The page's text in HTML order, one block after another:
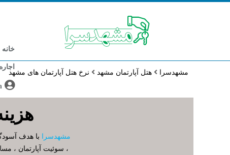
خانه
مشهدسرا هتل آپارتمان مشهد نرخ هتل آپارتمان های مشهد
مشهدسرا با هدف
، سوئیت آپارتمان ،